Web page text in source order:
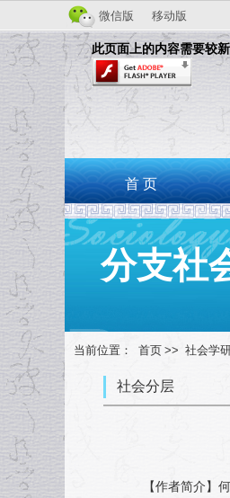
微信版 移动版
此页面上的内容需要较
首 页
分支社
当前位置： 首页 >> 社会学
社会分层
【作者简介】